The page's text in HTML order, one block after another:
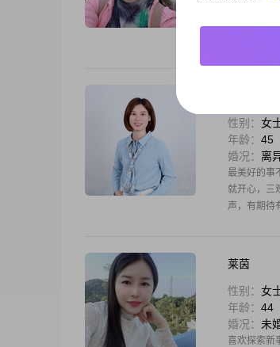
渐渐步入
惊喜，只
过是一辈
性别： 女
年龄： 45
婚况： 离
最美好的事
就开心，三
声，有期待
莱茵
性别： 女
年龄： 44
婚况： 未
喜欢探索新